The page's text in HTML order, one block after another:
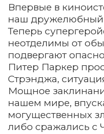
Впервые в
наш дружелюбный
Теперь
неотделимы от
подвергают
Питер Паркер
Стрэнджа,
Мощное
нашем мире,
могущественных
либо сражались с